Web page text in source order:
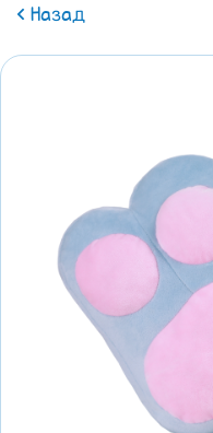
Назад